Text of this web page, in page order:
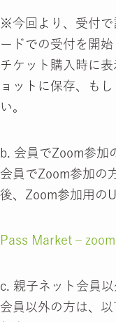
※今回より、受付で
ードでの受付を開始
チケット購入時に
ョットに保存、も
い。
b. 会員でZoom参加
会員でZoom参加の
後、Zoom参加用の
Pass Market –
c. 親子ネット会員
会員以外の方は、